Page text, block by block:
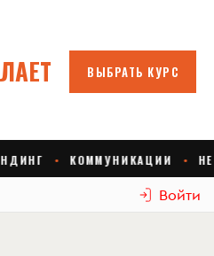
Войти